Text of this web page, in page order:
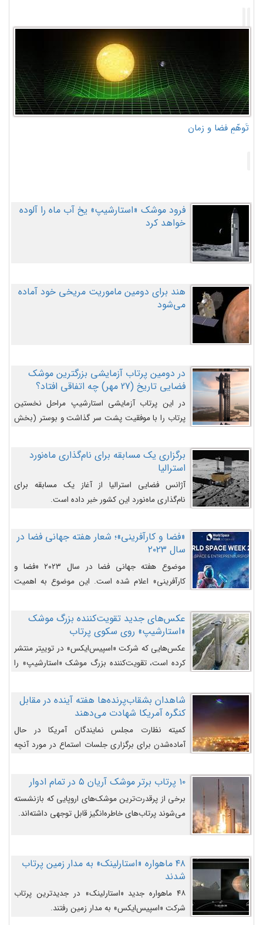
تَوهّمِ فضا و زمان
فرود موشک «استارشیپ» یخ آب ماه را آلوده
خواهد کرد
هند برای دومین ماموریت مریخی خود آماده
می‌شود
در دومین پرتاب آزمایشی بزرگترین موشک
فضایی تاریخ (27 مهر‌) چه اتفاقی افتاد؟
در این پرتاب آزمایشی استارشیپ مراحل نخستین
پرتاب را با موفقیت پشت سر گذاشت و بوستر (بخش
را وارد مسیر از پیش تعیین‌شده کند و سپس با یک
مکانیزم جدید با موفقیت از آن جدا شود. ‌
برگزاری یک مسابقه برای نام‌گذاری ماه‌نورد
استرالیا
آژانس فضایی استرالیا از آغاز یک مسابقه برای
نام‌گذاری ماه‌نورد این کشور خبر داده است.
«فضا و کارآفرینی»؛ شعار هفته جهانی فضا در
سال ۲۰۲۳
موضوع هفته جهانی فضا در سال ۲۰۲۳ «فضا و
کارآفرینی» اعلام شده است. این موضوع به اهمیت
روزافزون کارآفرینی در حوزه فضایی و مزایای جدیدی که
کارآفرینان این حوزه ایجاد می‌کنند، می‌پردازد.
عکس‌های جدید تقویت‌کننده بزرگ موشک
«استارشیپ» روی سکوی پرتاب
عکس‌هایی که شرکت «اسپیس‌ایکس» در توییتر منتشر
کرده است، تقویت‌کننده بزرگ موشک «استارشیپ» را
شاهدان بشقاب‌پرنده‌ها هفته آینده در مقابل
کنگره آمریکا شهادت می‌دهند
کمیته نظارت مجلس نمایندگان آمریکا در حال
آماده‌شدن برای برگزاری جلسات استماع در مورد آنچه
می‌دانند، است و قرار است افشاگران یوفوها هفته آینده
در مقابل آنها شهادت دهند.۱۰ پرتاب برتر موشک آریان ۵ در تمام ادوار
برخی از پرقدرت‌ترین موشک‌های اروپایی که بازنشسته
می‌شوند پرتاب‌های خاطره‌انگیز قابل توجهی داشته‌اند.
۴۸ ماهواره «استارلینک» به مدار زمین پرتاب
شدند
۴۸ ماهواره جدید «استارلینک» در جدیدترین پرتاب
شرکت «اسپیس‌ایکس» به مدار زمین رفتند.